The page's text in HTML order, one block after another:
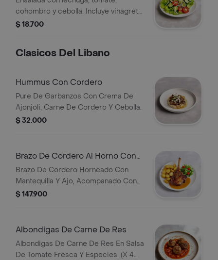
cohombro y cebolla. Incluye vinagreta
de limón y aceite de oliva.
$ 18.700
Clasicos Del Libano
Hummus Con Cordero
Pure De Garbanzos Con Crema De
Ajonjoli, Carne De Cordero Y Cebolla.
$ 32.000
Brazo De Cordero Al Horno Con
Papas (Para 2 Personas)
Brazo De Cordero Horneado Con
Mantequilla Y Ajo, Acompanado Con
Papas Al Limon Y Ensalada.
$ 147.900
Albondigas De Carne De Res
Albondigas De Carne De Res En Salsa
De Tomate Fresca Y Especies. (X 4